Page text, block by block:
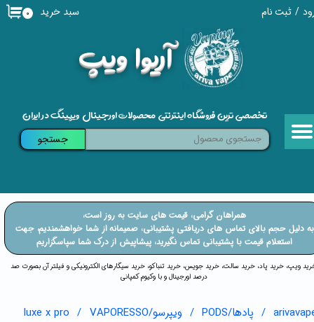
/ ثبت نام
حساب کاربری من
خروج از حساب کاربری
​آریوا ویپ
۰ سبد خرید
تخصصی ترین فروشگاه اینترنتی محصولات اورجینال ویپینگ در ایران
جستجو
پادها/PODS ویپرسو/VAPORESSO luxe x pro
ویپ، خرید پاد، خرید سالت، خرید جویس، خرید تنباکو، خرید سیگارهای الکترونیکی و فیلتر آن بصورت صد
درصد اورجینال و با وکیوم کمپانی
​​همراهان گرامی، قیمت های سایت به روز است،
​​​​​​​به دلیل حجم بالای تماس های دریافتی پشتیبانی، صمیمانه از شما خواهشمندیم، جهت
استعلام قیمت با پشتیبانی تماس نگیرید، پیشاپیش از درک شما سپاسگزاریم